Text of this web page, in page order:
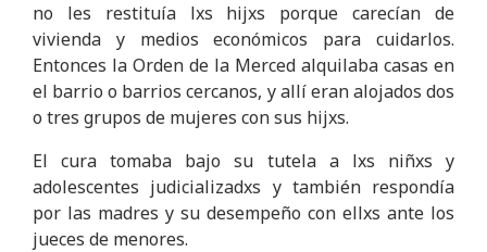
no les restituía lxs hijxs porque carecían de
vivienda y medios económicos para cuidarlos.
Entonces la Orden de la Merced alquilaba casas en
el barrio o barrios cercanos, y allí eran alojados dos
o tres grupos de mujeres con sus hijxs.
El cura tomaba bajo su tutela a lxs niñxs y
adolescentes judicializadxs y también respondía
por las madres y su desempeño con ellxs ante los
jueces de menores.